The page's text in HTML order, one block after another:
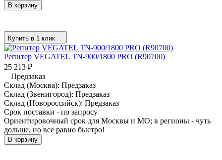
В корзину
Купить в 1 клик
Репитер VEGATEL TN-900/1800 PRO (R90700)
25 213 ₽
Предзаказ
Склад (Москва): Предзаказ
Склад (Звенигород): Предзаказ
Склад (Новороссийск): Предзаказ
Срок поставки - по запросу
Ориентировочный срок для Москвы и МО; в регионы - чуть
дольше, но все равно быстро!
В корзину